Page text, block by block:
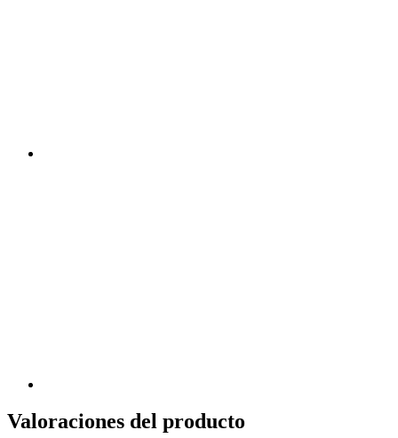
Valoraciones del producto